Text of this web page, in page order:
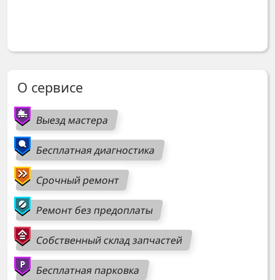
О сервисе
Выезд мастера
Бесплатная диагностика
Срочный ремонт
Ремонт без предоплаты
Собственный склад запчастей
Бесплатная парковка